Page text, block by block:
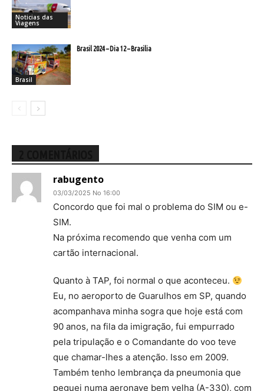
Noticias das
Viagens
Brasil
Brasil 2024 – Dia 12 – Brasilia
rabugento
03/03/2025 No 16:00
Concordo que foi mal o problema do SIM ou e-
SIM.
Na próxima recomendo que venha com um
cartão internacional.
Quanto à TAP, foi normal o que aconteceu.
Eu, no aeroporto de Guarulhos em SP, quando
acompanhava minha sogra que hoje está com
90 anos, na fila da imigração, fui empurrado
pela tripulação e o Comandante do voo teve
que chamar-lhes a atenção. Isso em 2009.
Também tenho lembrança da pneumonia que
peguei numa aeronave bem velha (A-330), com